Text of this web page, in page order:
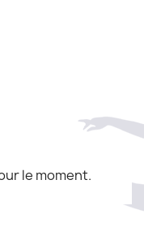
le moment.